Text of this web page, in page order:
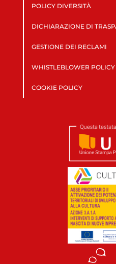
POLICY DIVERSITÀ
DICHIARAZIONE DI
GESTIONE DEI RECLAMI
WHISTLEBLOWER POLICY
COOKIE POLICY